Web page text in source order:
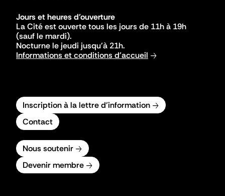
Jours et heures d'ouverture
La Cité est ouverte tous les jours de 11h à 19h
(sauf le mardi).
Nocturne le jeudi jusqu'à 21h.
Informations et conditions d'accueil
Inscription à la lettre d'information
Contact
Nous soutenir
Devenir membre